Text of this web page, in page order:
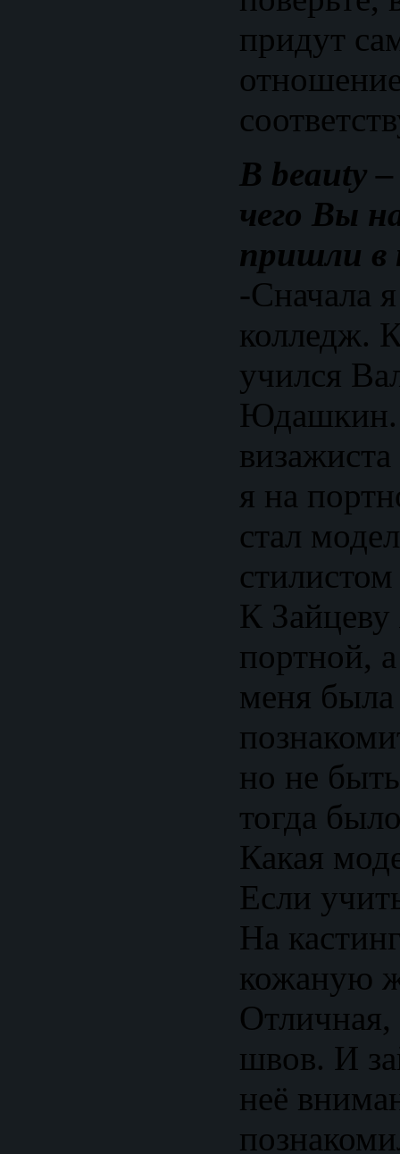
придут
В beauty
чего Вы
пришли в
-Сначала
колледж.
учился
Юдашкин.
я на
стал
К Зайцеву
портной,
меня была
но не
тогда
Какая
Если
На
кожаную
швов. И
неё